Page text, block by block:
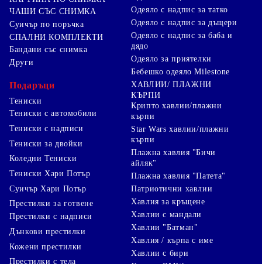
ЧАШИ СЪС СНИМКА
Суичър по поръчка
СПАЛНИ КОМПЛЕКТИ
Бандани със снимка
Други
Подаръци
Тениски
Тениски с автомобили
Тениски с надписи
Тениски за двойки
Коледни Тениски
Тениски Хари Потър
Суичър Хари Потър
Престилки за готвене
Престилки с надписи
Дънкови престилки
Кожени престилки
Престилки с тела
Одеяло с надпис за татко
Одеяло с надпис за дъщери
Одеяло с надпис за баба и
дядо
Одеяло за приятелки
Бебешко одеяло Milestone
ХАВЛИИ/ ПЛАЖНИ
КЪРПИ
Крипто хавлии/плажни
кърпи
Star Wars хавлии/плажни
кърпи
Плажна хавлия "Бичи
айляк"
Плажна хавлия "Патета"
Патриотични хавлии
Хавлия за кръщене
Хавлии с мандали
Хавлии "Батман"
Хавлия / кърпа с име
Хавлии с бири